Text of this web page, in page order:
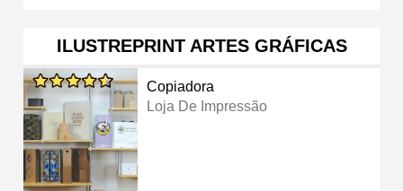
ILUSTREPRINT ARTES GRÁFICAS
Copiadora
Loja De Impressão